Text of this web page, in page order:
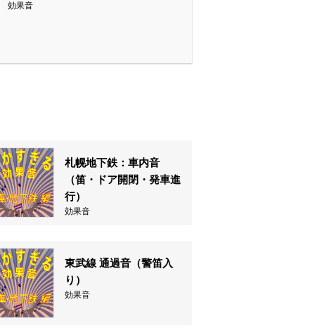
効果音
札幌地下鉄：車内音
（笛・ドア開閉・発車進
行）
効果音
東武線 通過音（警笛入
り）
効果音